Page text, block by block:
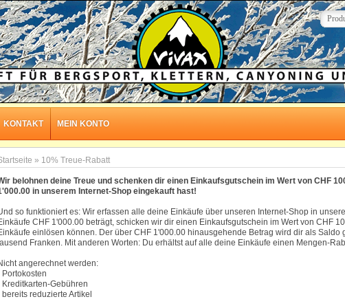
KONTAKT MEIN KONTO
Anmelden
» 10% Treue-Rabatt
belohnen deine Treue und schenken dir einen Einkaufsgutschein im Wert von CHF
in unserem Internet-Shop eingekauft hast!
so funktioniert es: Wir erfassen alle deine Einkäufe über unseren Internet-Shop in
CHF 1'000.00 beträgt, schicken wir dir einen Einkaufsgutschein im Wert von CHF
einlösen können. Der über CHF 1'000.00 hinausgehende Betrag wird dir als Saldo
Franken. Mit anderen Worten: Du erhältst auf alle deine Einkäufe einen Mengen-
angerechnet werden:
Portokosten
Kreditkarten-Gebühren
bereits reduzierte Artikel